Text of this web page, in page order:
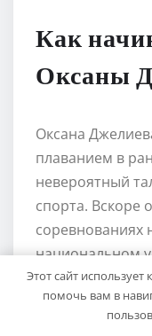
Как
Оксаны
Оксана
плаванием в
невероятный
спорта. Вскоре
соревнованиях
национальном
заметить
карьера пошла
плавчихой во
Этот сайт
помочь вам в